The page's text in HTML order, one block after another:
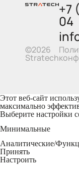
©2026
Stratech
+7
04
Этот веб-сайт
максимально
Выберите настройки
Минимальные
Аналитические/
Принять
Настроить